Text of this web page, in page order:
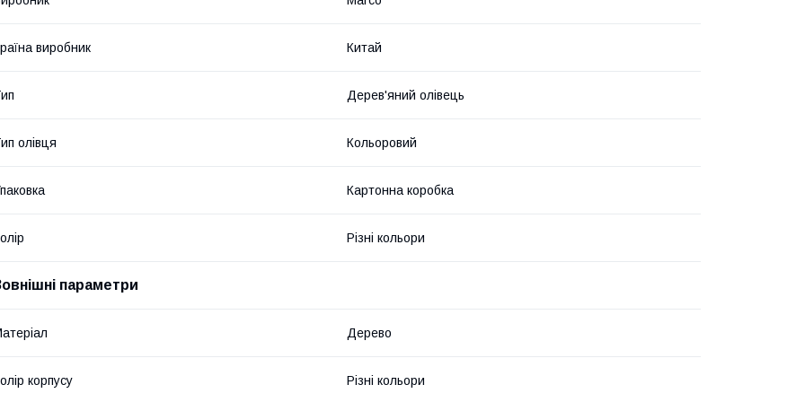
виробник Китай
Дерев'яний олівець
олівця Кольоровий
Картонна коробка
Різні кольори
параметри
Дерево
корпусу Різні кольори